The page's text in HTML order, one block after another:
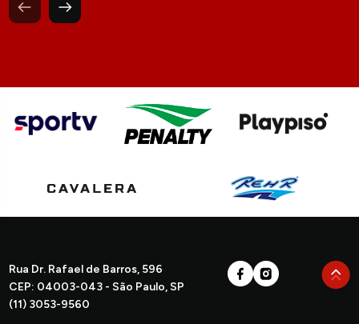
Rua Dr. Rafael de Barros, 596
CEP: 04003-043 - São Paulo, SP
(11) 3053-9560